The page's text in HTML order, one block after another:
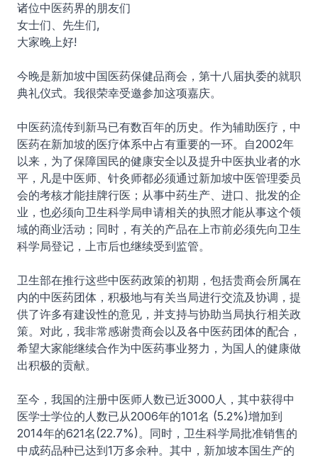
诸位中医药界的朋友们
女士们、先生们,
大家晚上好!
今晚是新加坡中国医药保健品商会，第十八届执委的就职
典礼仪式。我很荣幸受邀参加这项嘉庆。
中医药流传到新马已有数百年的历史。作为辅助医疗，中
医药在新加坡的医疗体系中占有重要的一环。自2002年
以来，为了保障国民的健康安全以及提升中医执业者的水
平，凡是中医师、针灸师都必须通过新加坡中医管理委员
会的考核才能挂牌行医；从事中药生产、进口、批发的企
业，也必须向卫生科学局申请相关的执照才能从事这个领
域的商业活动；同时，有关的产品在上市前必须先向卫生
科学局登记，上市后也继续受到监管。
卫生部在推行这些中医药政策的初期，包括贵商会所属在
内的中医药团体，积极地与有关当局进行交流及协调，提
供了许多有建设性的意见，并支持与协助当局执行相关政
策。对此，我非常感谢贵商会以及各中医药团体的配合，
希望大家能继续合作为中医药事业努力，为国人的健康做
出积极的贡献。
至今，我国的注册中医师人数已近3000人，其中获得中
医学士学位的人数已从2006年的101名 (5.2%)增加到
2014年的621名(22.7%)。同时，卫生科学局批准销售的
中成药品种已达到1万多余种。其中，新加坡本国生产的